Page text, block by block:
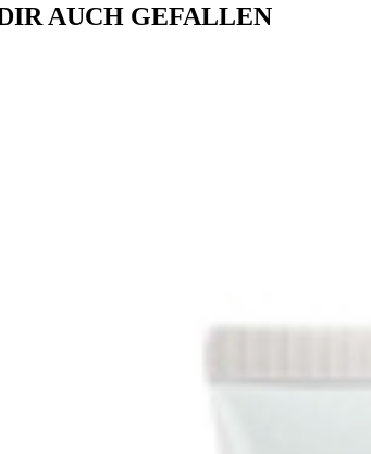
AUCH GEFALLEN